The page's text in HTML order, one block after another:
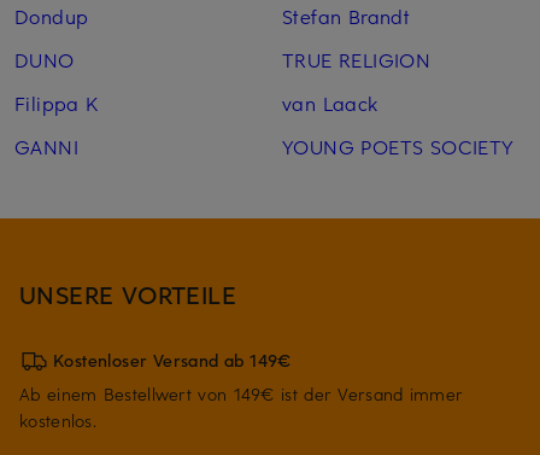
Dondup
DUNO
Filippa K
GANNI
Stefan Brandt
TRUE RELIGION
van Laack
YOUNG POETS SOCIETY
UNSERE VORTEILE
Kostenloser Versand ab 149€
Ab einem Bestellwert von 149€ ist der Versand immer
kostenlos.